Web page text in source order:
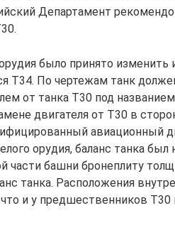
Департамент
было принято изменить
T34. По чертежам танк
от танка Т30 под
двигателя от Т30 в
авиационный
орудия, баланс танка
части башни бронеплиту
танка. Расположения
и у предшественников Т30